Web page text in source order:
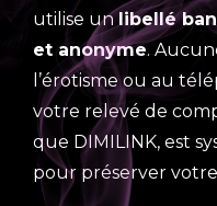
utilise unlibellé
et anonyme.
l’érotisme ou au
votre relevé de
que DIMILINK, est
pour préserver